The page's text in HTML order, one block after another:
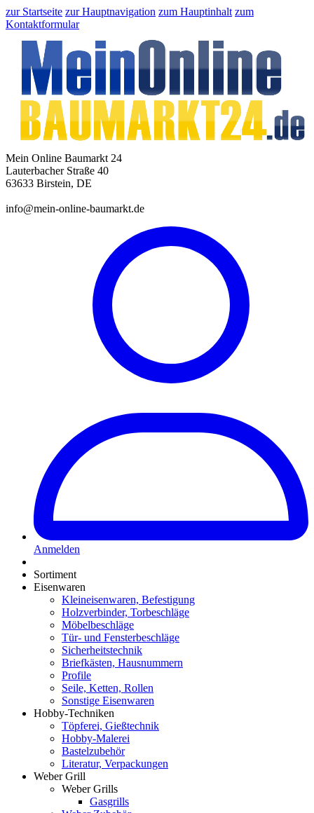
zur Startseite zur Hauptnavigation zum Hauptinhalt zum
Kontaktformular
Mein Online Baumarkt 24
Lauterbacher Straße 40
63633 Birstein, DE
info@mein-online-baumarkt.de
Anmelden
Sortiment
Eisenwaren
Kleineisenwaren, Befestigung
Holzverbinder, Torbeschläge
Möbelbeschläge
Tür- und Fensterbeschläge
Sicherheitstechnik
Briefkästen, Hausnummern
Profile
Seile, Ketten, Rollen
Sonstige Eisenwaren
Hobby-Techniken
Töpferei, Gießtechnik
Hobby-Malerei
Bastelzubehör
Literatur, Verpackungen
Weber Grill
Weber Grills
Gasgrills